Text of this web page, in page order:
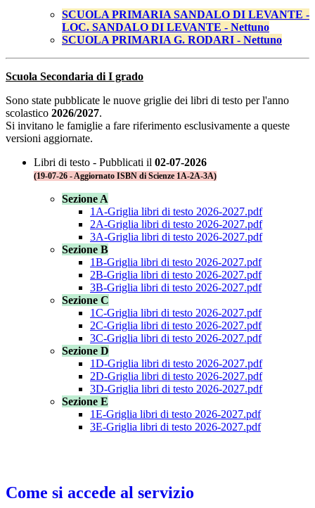
SCUOLA PRIMARIA SANDALO DI LEVANTE -
LOC. SANDALO DI LEVANTE - Nettuno
SCUOLA PRIMARIA G. RODARI - Nettuno
Scuola Secondaria di I grado
Sono state pubblicate le nuove griglie dei libri di testo per l'anno
scolastico 2026/2027.
Si invitano le famiglie a fare riferimento esclusivamente a queste
versioni aggiornate.
Libri di testo - Pubblicati il 02-07-2026
(19-07-26 - Aggiornato ISBN di Scienze 1A-2A-3A)
Sezione A
1A-Griglia libri di testo 2026-2027.pdf
2A-Griglia libri di testo 2026-2027.pdf
3A-Griglia libri di testo 2026-2027.pdf
Sezione B
1B-Griglia libri di testo 2026-2027.pdf
2B-Griglia libri di testo 2026-2027.pdf
3B-Griglia libri di testo 2026-2027.pdf
Sezione C
1C-Griglia libri di testo 2026-2027.pdf
2C-Griglia libri di testo 2026-2027.pdf
3C-Griglia libri di testo 2026-2027.pdf
Sezione D
1D-Griglia libri di testo 2026-2027.pdf
2D-Griglia libri di testo 2026-2027.pdf
3D-Griglia libri di testo 2026-2027.pdf
Sezione E
1E-Griglia libri di testo 2026-2027.pdf
3E-Griglia libri di testo 2026-2027.pdf
Come si accede al servizio